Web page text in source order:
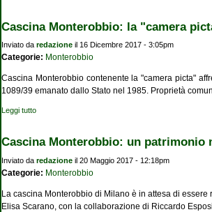
Cascina Monterobbio: la "camera
Inviato da redazione il 16 Dicembre 2017 - 3:05pm
Categorie: Monterobbio
Cascina Monterobbio contenente la "camera picta"
1089/39 emanato dallo Stato nel 1985. Proprietà
Leggi tutto
Cascina Monterobbio: un patrimonio
Inviato da redazione il 20 Maggio 2017 - 12:18pm
Categorie: Monterobbio
La cascina Monterobbio di Milano è in attesa di
Elisa Scarano, con la collaborazione di Riccardo